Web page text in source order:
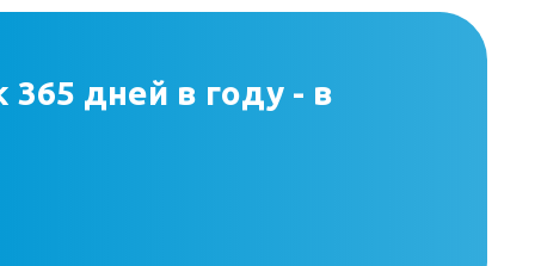
дней в году - в